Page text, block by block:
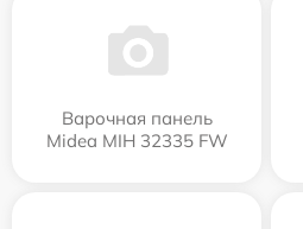
Варочная панель
Midea MIH 32335 FW